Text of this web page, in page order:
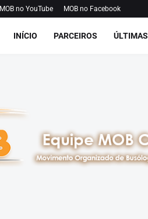
MOB no YouTube MOB no Facebook
INÍCIO PARCEIROS ÚLTIMAS